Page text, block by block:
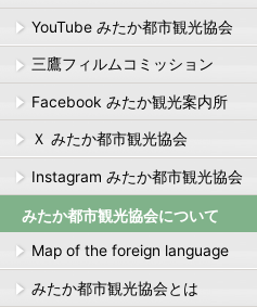
YouTube みたか都市観光協会
三鷹フィルムコミッション
Facebook みたか観光案内所
Ｘ みたか都市観光協会
Instagram みたか都市観光協会
みたか都市観光協会について
Map of the foreign language
みたか都市観光協会とは